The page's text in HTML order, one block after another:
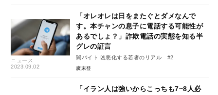
ニュース
2023.09.02
「オレオレは日をまたぐとダメなんで
す。本チャンの息子に電話する可能性が
あるでしょ？」詐欺電話の実態を知る半
グレの証言
闇バイト 凶悪化する若者のリアル #2
廣末登
「イラン人は強いからこっちも7~8人必